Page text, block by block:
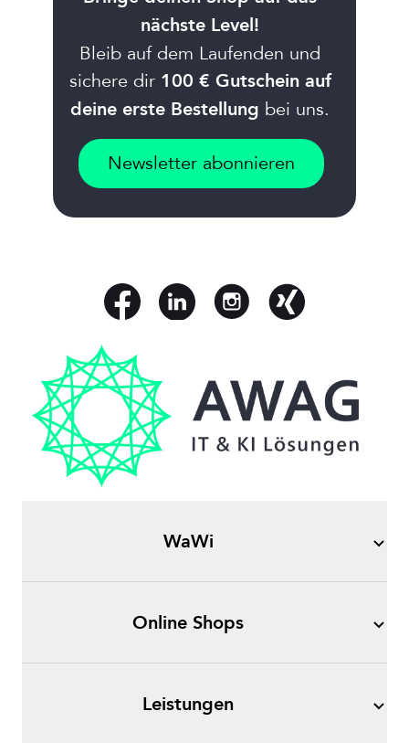
nächste Level!
Bleib auf dem Laufenden und
sichere dir 100 € Gutschein auf
deine erste Bestellung bei uns.
Newsletter abonnieren
WaWi
Online Shops
Leistungen